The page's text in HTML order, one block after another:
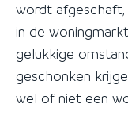
wordt
in de
gelukkige
geschonken
wel of niet een